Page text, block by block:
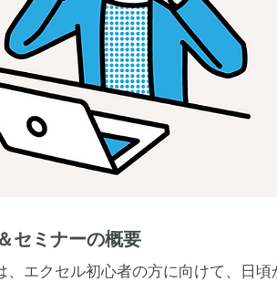
セミナーの概要
、エクセル初心者の方に向けて、日